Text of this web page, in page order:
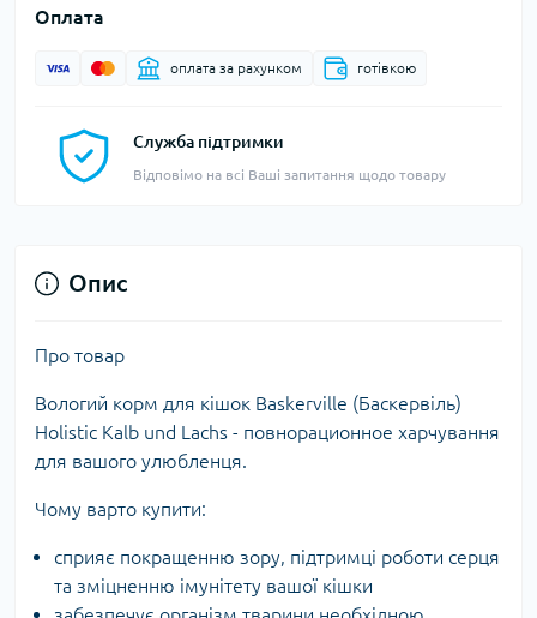
Оплата
оплата за рахунком готівкою
Служба підтримки
Відповімо на всі Ваші запитання щодо товару
Опис
Про товар
Вологий корм для кішок Baskerville (Баскервіль)
Holistic Kalb und Lachs - повнорационное харчування
для вашого улюбленця.
Чому варто купити:
сприяє покращенню зору, підтримці роботи серця
та зміцненню імунітету вашої кішки